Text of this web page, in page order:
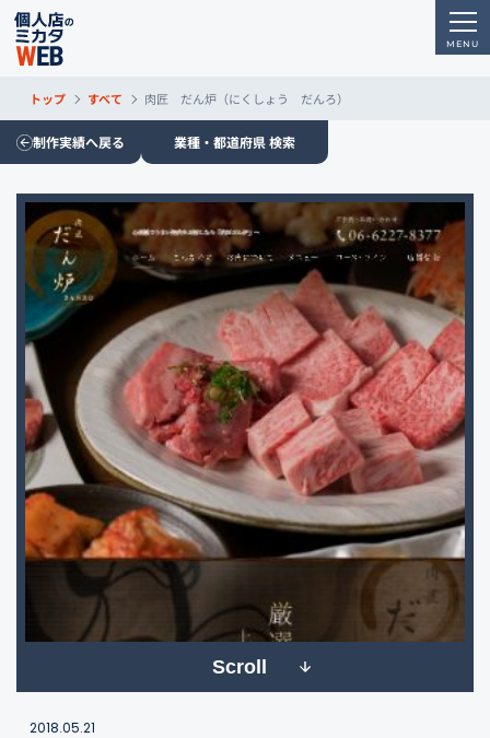
トップ すべて 肉匠 だん炉（にくしょう だんろ）
制作実績へ戻る 業種・都道府県 検索
Scroll
2018.05.21